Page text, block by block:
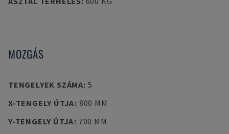
MOZGÁS
TENGELYEK SZÁMA: 5
X-TENGELY ÚTJA: 800 MM
Y-TENGELY ÚTJA: 700 MM